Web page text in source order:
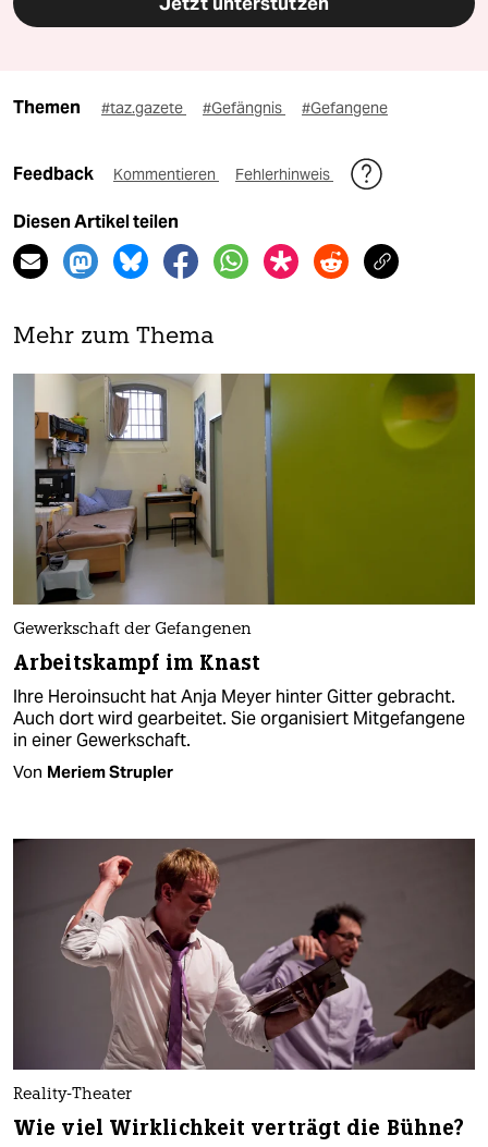
Themen #taz.gazete #Gefängnis #Gefangene
Feedback Kommentieren Fehlerhinweis
Diesen Artikel teilen
Mehr zum Thema
Gewerkschaft der Gefangenen
Arbeitskampf im Knast
Ihre Heroinsucht hat Anja Meyer hinter Gitter gebracht.
Auch dort wird gearbeitet. Sie organisiert Mitgefangene
in einer Gewerkschaft.
Von Meriem Strupler
Reality-Theater
Wie viel Wirklichkeit verträgt die Bühne?